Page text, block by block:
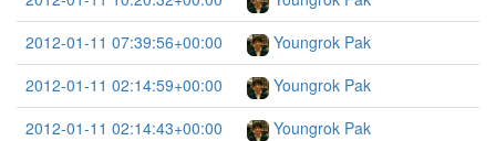
2012-01-11 07:39:56+00:00
Youngrok Pak
2012-01-11 02:14:59+00:00
Youngrok Pak
2012-01-11 02:14:43+00:00
Youngrok Pak